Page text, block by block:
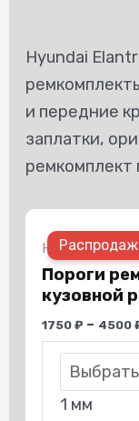
Hyundai
и передние
заплатки,
ремкомплект
Hyundai
Пороги
кузовной
1750₽ – 4500
1 мм